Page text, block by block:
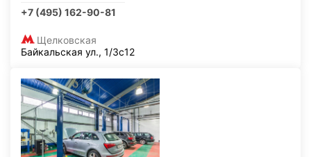
+7 (495) 162-90-81
Щелковская
Байкальская ул., 1/3с12